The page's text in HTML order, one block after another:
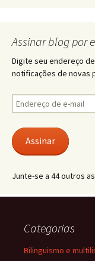
Assinar blog por
Digite seu endereço
notificações de novas
Endereço
de
mail Assinar
Junte-se a 44 outros
Categorias
Bilinguismo e